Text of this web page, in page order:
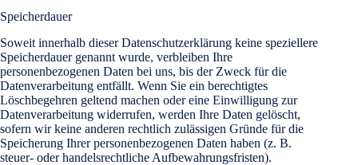
Speicherdauer
Soweit innerhalb dieser Datenschutzerklärung keine speziellere
Speicherdauer genannt wurde, verbleiben Ihre
personenbezogenen Daten bei uns, bis der Zweck für die
Datenverarbeitung entfällt. Wenn Sie ein berechtigtes
Löschbegehren geltend machen oder eine Einwilligung zur
Datenverarbeitung widerrufen, werden Ihre Daten gelöscht,
sofern wir keine anderen rechtlich zulässigen Gründe für die
Speicherung Ihrer personenbezogenen Daten haben (z. B.
steuer- oder handelsrechtliche Aufbewahrungsfristen).